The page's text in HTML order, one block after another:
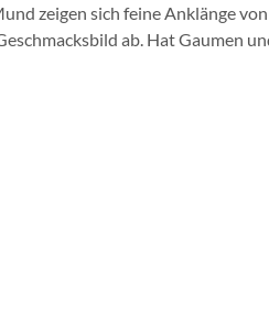
zeigen sich feine Anklänge
ab. Hat Gaumen